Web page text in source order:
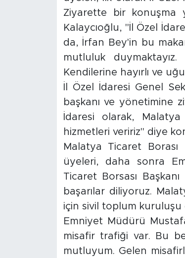
Ziyarette bir konuşma
Kalaycıoğlu, "İl Özel
da, İrfan Bey'in bu
mutluluk
Kendilerine hayırlı ve
İl Özel İdaresi Genel
başkanı ve yönetimine
İdaresi olarak,
hizmetleri veririz" diye
Malatya Ticaret
üyeleri, daha sonra
Ticaret Borsası
başarılar diliyoruz.
için sivil toplum kuruluşu
Emniyet Müdürü
misafir trafiği var. Bu
mutluyum. Gelen
İş İlanları
Kuluncak
Yeşilyurt
Doğanyol